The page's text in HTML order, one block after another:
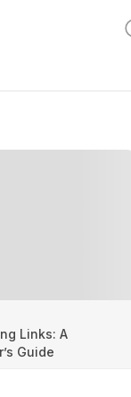
Links: A
Guide